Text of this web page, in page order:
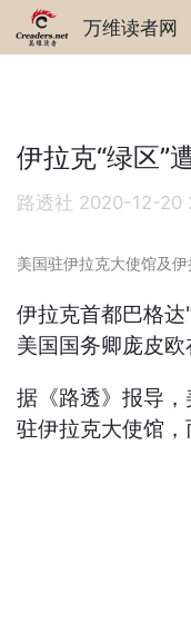
万维读者网
伊拉克“绿区”
路透社 2020-12-20
美国驻伊拉克大使馆及
伊拉克首都巴格
美国国务卿庞皮
据《路透》报导
驻伊拉克大使馆